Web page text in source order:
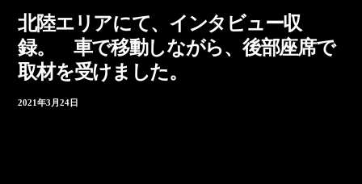
北陸エリアにて、インタビュー収
録。 車で移動しながら、後部座席で
取材を受けました。
2021年3月24日